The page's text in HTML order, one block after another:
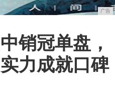
广告
销冠单盘，
力成就口碑